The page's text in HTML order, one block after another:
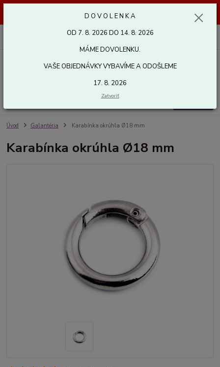
odošleme 17. 8. 2026. Ďakujeme.
Úvod Galantéria Karabínka okrúhla Ø18 mm
Karabínka okrúhla Ø18 mm
D O V O L E N K A
OD 7. 8. 2026 DO 14. 8. 2026
MÁME DOVOLENKU.
VAŠE OBJEDNÁVKY VYBAVÍME A ODOŠLEME
17. 8. 2026
Zatvoriť